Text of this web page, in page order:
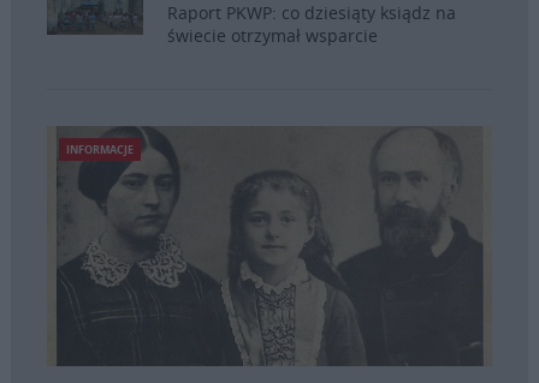
Raport PKWP: co dziesiąty ksiądz na
świecie otrzymał wsparcie
INFORMACJE